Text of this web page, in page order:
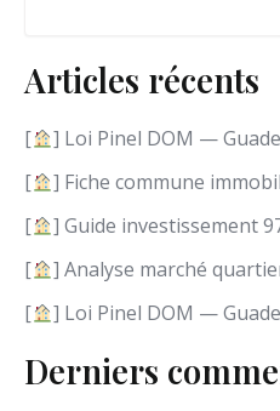
n
l
a
n
u
Articles récents
[
] Loi Pinel DOM —
[
] Fiche commune
[
] Guide investissement
[
] Analyse marché
[
] Loi Pinel DOM —
Derniers